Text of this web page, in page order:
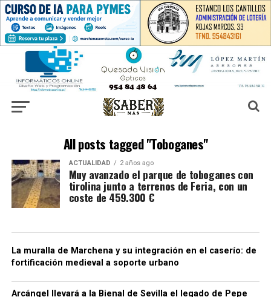
All posts tagged "Toboganes"
ACTUALIDAD 2 años ago
Muy avanzado el parque de toboganes con
tirolina junto a terrenos de Feria, con un
coste de 459.300 €
La muralla de Marchena y su integración en el caserío: de
fortificación medieval a soporte urbano
Arcángel llevará a la Bienal de Sevilla el legado de Pepe